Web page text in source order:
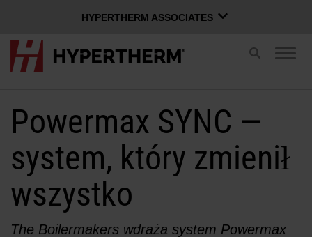
HYPERTHERM ASSOCIATES
HYPERTHERM ASSOCIATES
Grupa oprogramowanie
Przełącz
POLSKI
Zaloguj się do Xnet
Nazwa użytkownika
Skontaktuj się z nami Logowanie do Xnet
Powermax SYNC —
system, który zmienił
wszystko
The Boilermakers wdraża system Powermax